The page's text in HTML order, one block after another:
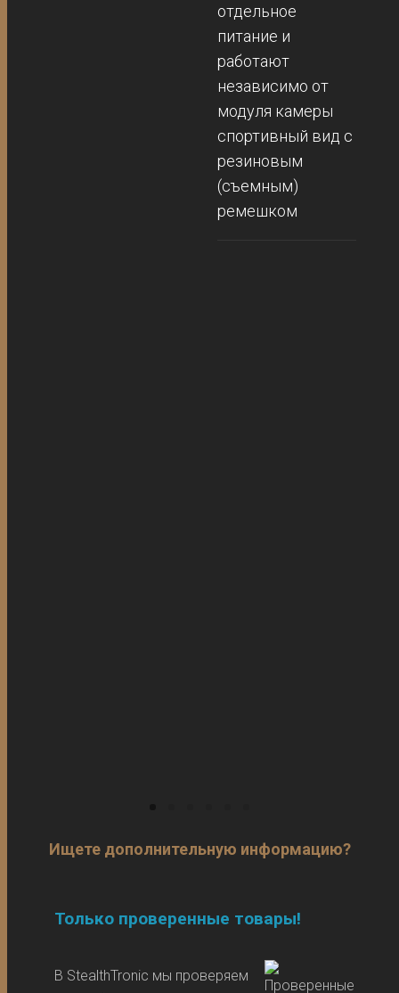
отдельное
питание и
работают
независимо от
модуля камеры
спортивный вид с
резиновым
(съемным)
ремешком
Ищете дополнительную информацию?
Только проверенные товары!
В StealthTronic мы проверяем